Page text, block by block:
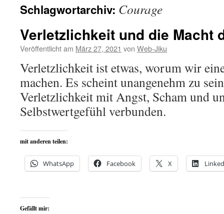
Schlagwortarchiv: Courage
Verletzlichkeit und die Macht
Veröffentlicht am März 27, 2021 von Web-Jiku
Verletzlichkeit ist etwas, worum wir
machen. Es scheint unangenehm zu
Verletzlichkeit mit Angst, Scham und
Selbstwertgefühl verbunden.
mit anderen teilen:
WhatsApp Facebook X
Gefällt mir: